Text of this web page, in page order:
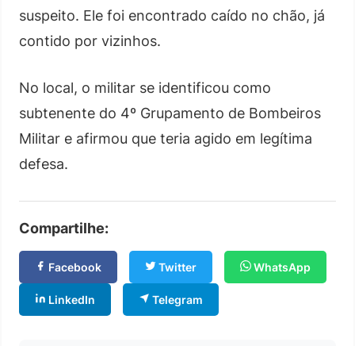
suspeito. Ele foi encontrado caído no chão, já
contido por vizinhos.
No local, o militar se identificou como
subtenente do 4º Grupamento de Bombeiros
Militar e afirmou que teria agido em legítima
defesa.
Compartilhe:
Facebook Twitter WhatsApp
LinkedIn Telegram